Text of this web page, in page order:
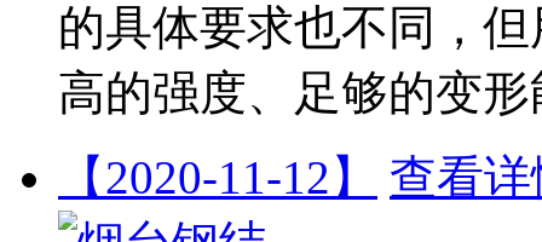
的具体要求也不同，
高的强度、足够的变
【2020-11-12】
查看详